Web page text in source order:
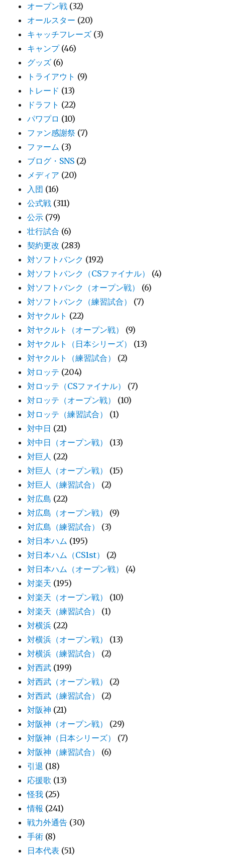
オープン戦 (32)
オールスター (20)
キャッチフレーズ (3)
キャンプ(46)
グッズ (6)
トライアウト (9)
トレード (13)
ドラフト (22)
パワプロ (10)
ファン感謝祭 (7)
ファーム (3)
ブログ・SNS (2)
メディア (20)
入団 (16)
公式戦 (311)
公示 (79)
壮行試合 (6)
契約更改 (283)
対ソフトバンク (192)
対ソフトバンク（CSファイナル）
(4)
対ソフトバンク（オープン戦）
(6)
対ソフトバンク（練習試合）
(7)
対ヤクルト (22)
対ヤクルト（オープン戦）
(9)
対ヤクルト（日本シリーズ）
(13)
対ヤクルト（練習試合）
(2)
対ロッテ (204)
対ロッテ（CSファイナル）
(7)
対ロッテ（オープン戦）
(10)
対ロッテ（練習試合）
(1)
対中日 (21)
対中日（オープン戦）
(13)
対巨人 (22)
対巨人（オープン戦）
(15)
対巨人（練習試合）
(2)
対広島 (22)
対広島（オープン戦）
(9)
対広島（練習試合）
(3)
対日本ハム (195)
対日本ハム（CS1st）
(2)
対日本ハム（オープン戦）
(4)
対楽天 (195)
対楽天（オープン戦）
(10)
対楽天（練習試合）
(1)
対横浜 (22)
対横浜（オープン戦）
(13)
対横浜（練習試合）
(2)
対西武 (199)
対西武（オープン戦）
(2)
対西武（練習試合）
(2)
対阪神 (21)
対阪神（オープン戦）
(29)
対阪神（日本シリーズ）
(7)
対阪神（練習試合）
(6)
引退 (18)
応援歌 (13)
怪我 (25)
情報 (241)
戦力外通告 (30)
手術 (8)
日本代表 (51)